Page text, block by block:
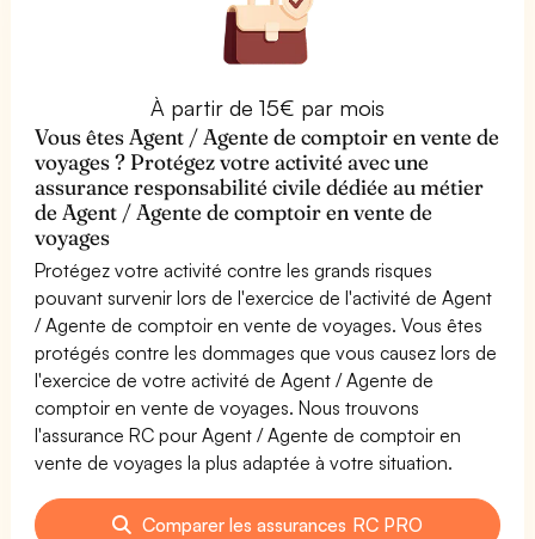
À partir de 15€ par mois
Vous êtes Agent / Agente de comptoir en vente de
voyages ? Protégez votre activité avec une
assurance responsabilité civile dédiée au métier
de Agent / Agente de comptoir en vente de
voyages
Protégez votre activité contre les grands risques
pouvant survenir lors de l'exercice de l'activité de Agent
/ Agente de comptoir en vente de voyages. Vous êtes
protégés contre les dommages que vous causez lors de
l'exercice de votre activité de Agent / Agente de
comptoir en vente de voyages. Nous trouvons
l'assurance RC pour Agent / Agente de comptoir en
vente de voyages la plus adaptée à votre situation.
Comparer les assurances RC PRO